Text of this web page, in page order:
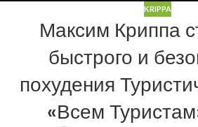
KRIPPA
Максим Криппа
быстрого и
похудения
«Всем